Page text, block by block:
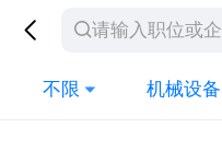
不限 机械设备